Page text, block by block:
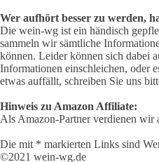
Wer aufhört besser zu werden,
Die wein-wg ist ein händisch
sammeln wir sämtliche
können. Leider können sich dabei
Informationen einschleichen, oder
etwas auffällt, schreiben Sie uns
Hinweis zu Amazon Affiliate:
Als Amazon-Partner verdienen wir
Die mit * markierten Links sind
©2021 wein-wg.de